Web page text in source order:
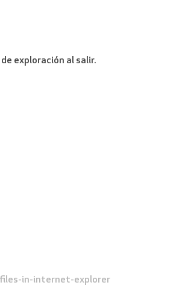
exploración al salir.
in-internet-explorer